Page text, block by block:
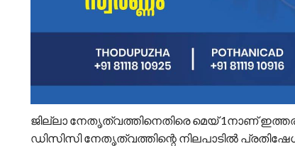
ജില്ലാ നേതൃത്വത്തിനെതിരെ മെയ് 1നാണ്
ഡിസിസി നേതൃത്വത്തിന്റെ നിലപാടിൽ